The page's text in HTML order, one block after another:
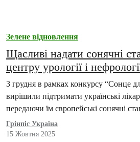
Зелене відновлення
Щасливі надати сонячні
центру урології і
З грудня в рамках конкурсу “Сонце
вирішили підтримати українські
передаючи їм європейські сонячні
Грінпіс Україна
15 Жовтня 2025